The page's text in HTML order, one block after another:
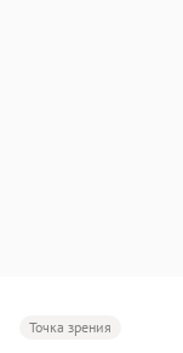
Точка зрения